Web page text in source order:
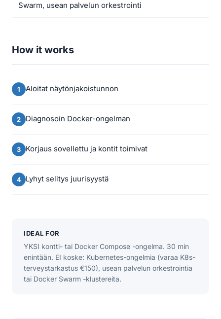
Swarm, usean palvelun orkestrointi
How it works
Aloitat näytönjakoistunnon
Diagnosoin Docker-ongelman
Korjaus sovellettu ja kontit toimivat
Lyhyt selitys juurisyystä
IDEAL FOR
YKSI kontti- tai Docker Compose -ongelma. 30 min
enintään. EI koske: Kubernetes-ongelmia (varaa K8s-
terveystarkastus €150), usean palvelun orkestrointia
tai Docker Swarm -klustereita.